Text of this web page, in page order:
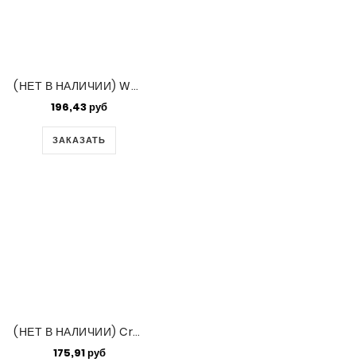
(НЕТ В НАЛИЧИИ) White Pearl Ceylon Miyuki 15/0 250gm (420)
196,43 руб
ЗАКАЗАТЬ
(НЕТ В НАЛИЧИИ) Crystal Ab Miyuki 15/0 250gm (250)
175,91 руб